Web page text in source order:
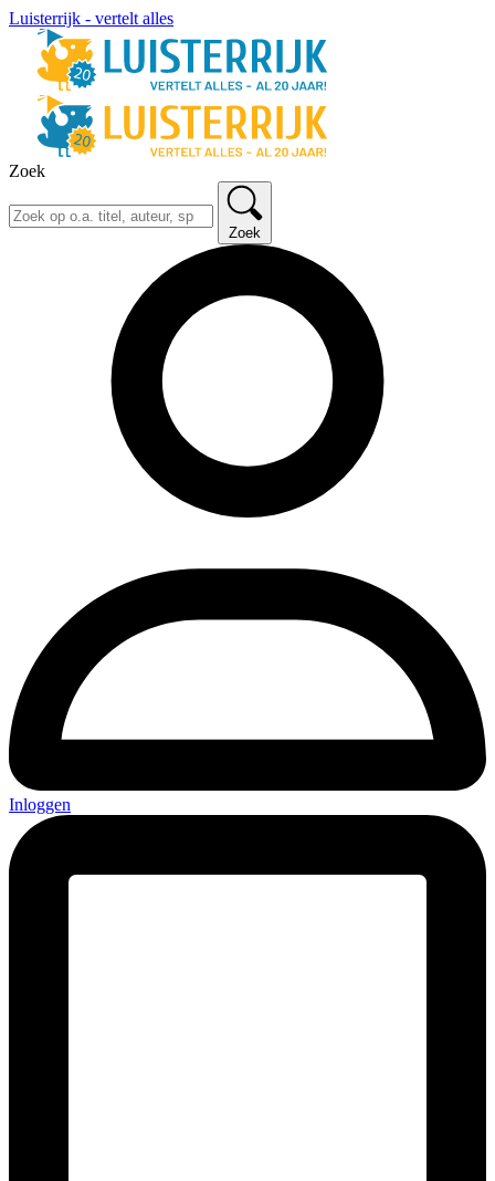
Luisterrijk - vertelt alles
Zoek
Zoek
Inloggen